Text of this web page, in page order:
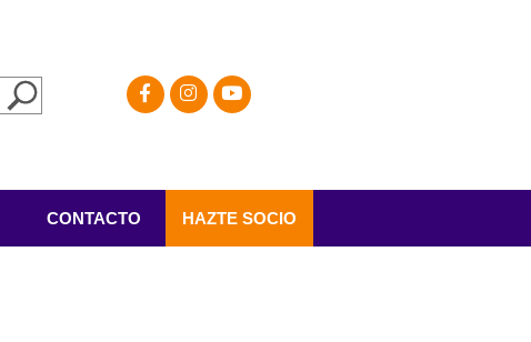
CONTACTO HAZTE SOCIO